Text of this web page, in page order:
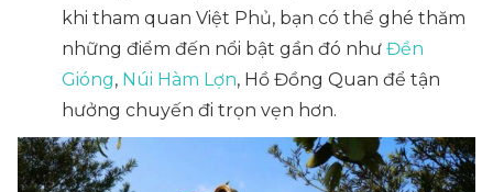
khi tham quan Việt Phủ, bạn có thể ghé thăm
những điểm đến nổi bật gần đó như Đền
Gióng, Núi Hàm Lợn, Hồ Đồng Quan để tận
hưởng chuyến đi trọn vẹn hơn.